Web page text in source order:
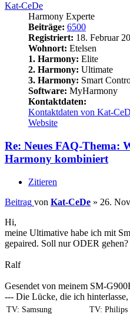
Kat-CeDe
Harmony Experte
Beiträge: 6500
Registriert: 18. Februar
Wohnort: Etelsen
1. Harmony: Elite
2. Harmony: Ultimate
3. Harmony: Smart
Software: MyHarmony
Kontaktdaten:
Kontaktdaten von Kat-
Website
Re: Neues FAQ-Thema:
Harmony kombiniert
Zitieren
Beitrag von Kat-CeDe » 26.
Hi,
meine Ultimative habe ich mit
gepaired. Soll nur ODER gehen?
Ralf
Gesendet von meinem SM-
--- Die Lücke, die ich
TV: Samsung TV: Philips